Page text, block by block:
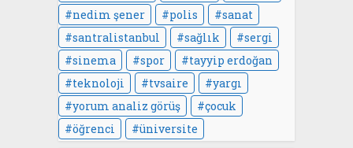
nedim şener
polis
sanat
santralistanbul
sağlık
sergi
sinema
spor
tayyip erdoğan
teknoloji
tvsaire
yargı
yorum analiz görüş
çocuk
öğrenci
üniversite